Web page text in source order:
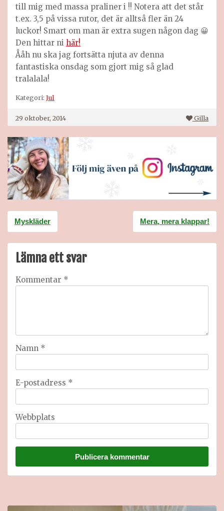
till mig med massa praliner i !! Notera att det står
t.ex. 3,5 på vissa rutor, det är alltså fler än 24
luckor! Smart om man är extra sugen någon dag 😀
Den hittar ni här!
Ååh nu ska jag fortsätta njuta av denna
fantastiska onsdag som gjort mig så glad
tralalala!
Kategori: Jul
29 oktober, 2014 Gilla
Inläggsnavigering
Myskläder Mera, mera klappar!
Lämna ett svar
Kommentar *
Namn *
E-postadress *
Webbplats